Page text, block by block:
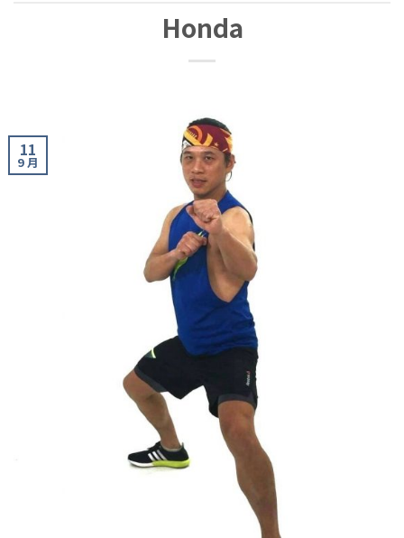
Honda
11
9 月